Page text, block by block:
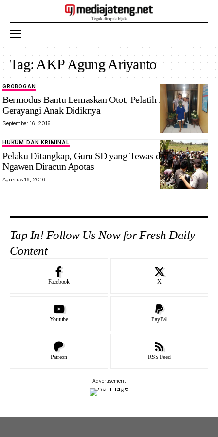
Tag: AKP Agung Ariyanto
GROBOGAN
Bermodus Bantu Lemaskan Otot, Pelatih Bulutangkis
Gerayangi Anak Didiknya
September 16, 2016
HUKUM DAN KRIMINAL
Pelaku Ditangkap, Guru SD yang Tewas di Hutan
Ngawen Diracun Apotas
Agustus 16, 2016
Tap In! Follow Us Now for Fresh Daily
Content
Facebook X
Youtube PayPal
Patreon RSS Feed
- Advertisement -